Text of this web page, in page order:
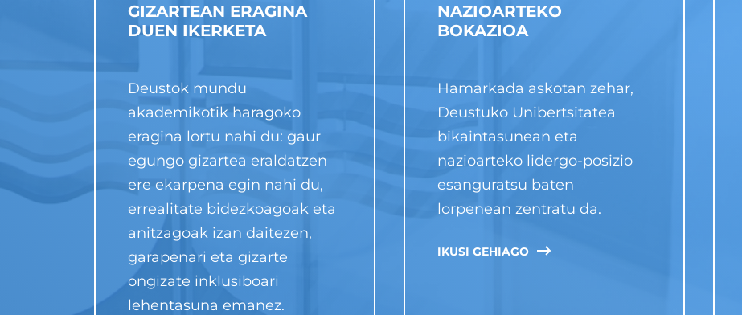
GIZARTEAN ERAGINA
DUEN IKERKETA
Deustok mundu
akademikotik haragoko
eragina lortu nahi du: gaur
egungo gizartea eraldatzen
ere ekarpena egin nahi du,
errealitate bidezkoagoak eta
anitzagoak izan daitezen,
garapenari eta gizarte
ongizate inklusiboari
lehentasuna emanez.
NAZIOARTEKO
BOKAZIOA
Hamarkada askotan zehar,
Deustuko Unibertsitatea
bikaintasunean eta
nazioarteko lidergo-posizio
esanguratsu baten
lorpenean zentratu da.
IKUSI GEHIAGO